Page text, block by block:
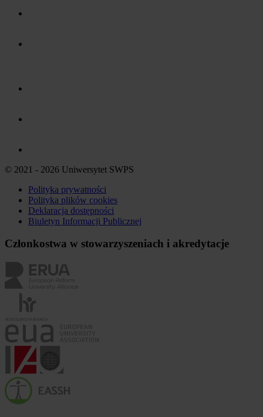
© 2021 - 2026 Uniwersytet SWPS
Polityka prywatności
Polityka plików cookies
Deklaracja dostępności
Biuletyn Informacji Publicznej
Członkostwa w stowarzyszeniach i akredytacje